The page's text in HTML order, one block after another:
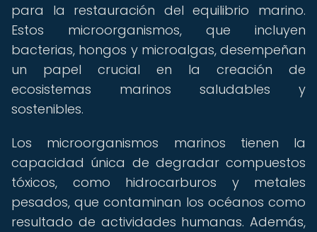
para la restauración del equilibrio marino.
Estos microorganismos, que incluyen
bacterias, hongos y microalgas, desempeñan
un papel crucial en la creación de
ecosistemas marinos saludables y
sostenibles.
Los microorganismos marinos tienen la
capacidad única de degradar compuestos
tóxicos, como hidrocarburos y metales
pesados, que contaminan los océanos como
resultado de actividades humanas. Además,